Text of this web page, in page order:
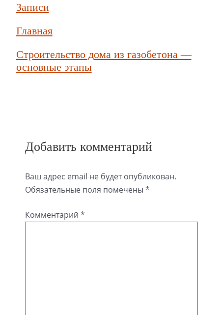
Записи
Главная
Строительство дома из газобетона —
основные этапы
Добавить комментарий
Ваш адрес email не будет опубликован.
Обязательные поля помечены *
Комментарий *